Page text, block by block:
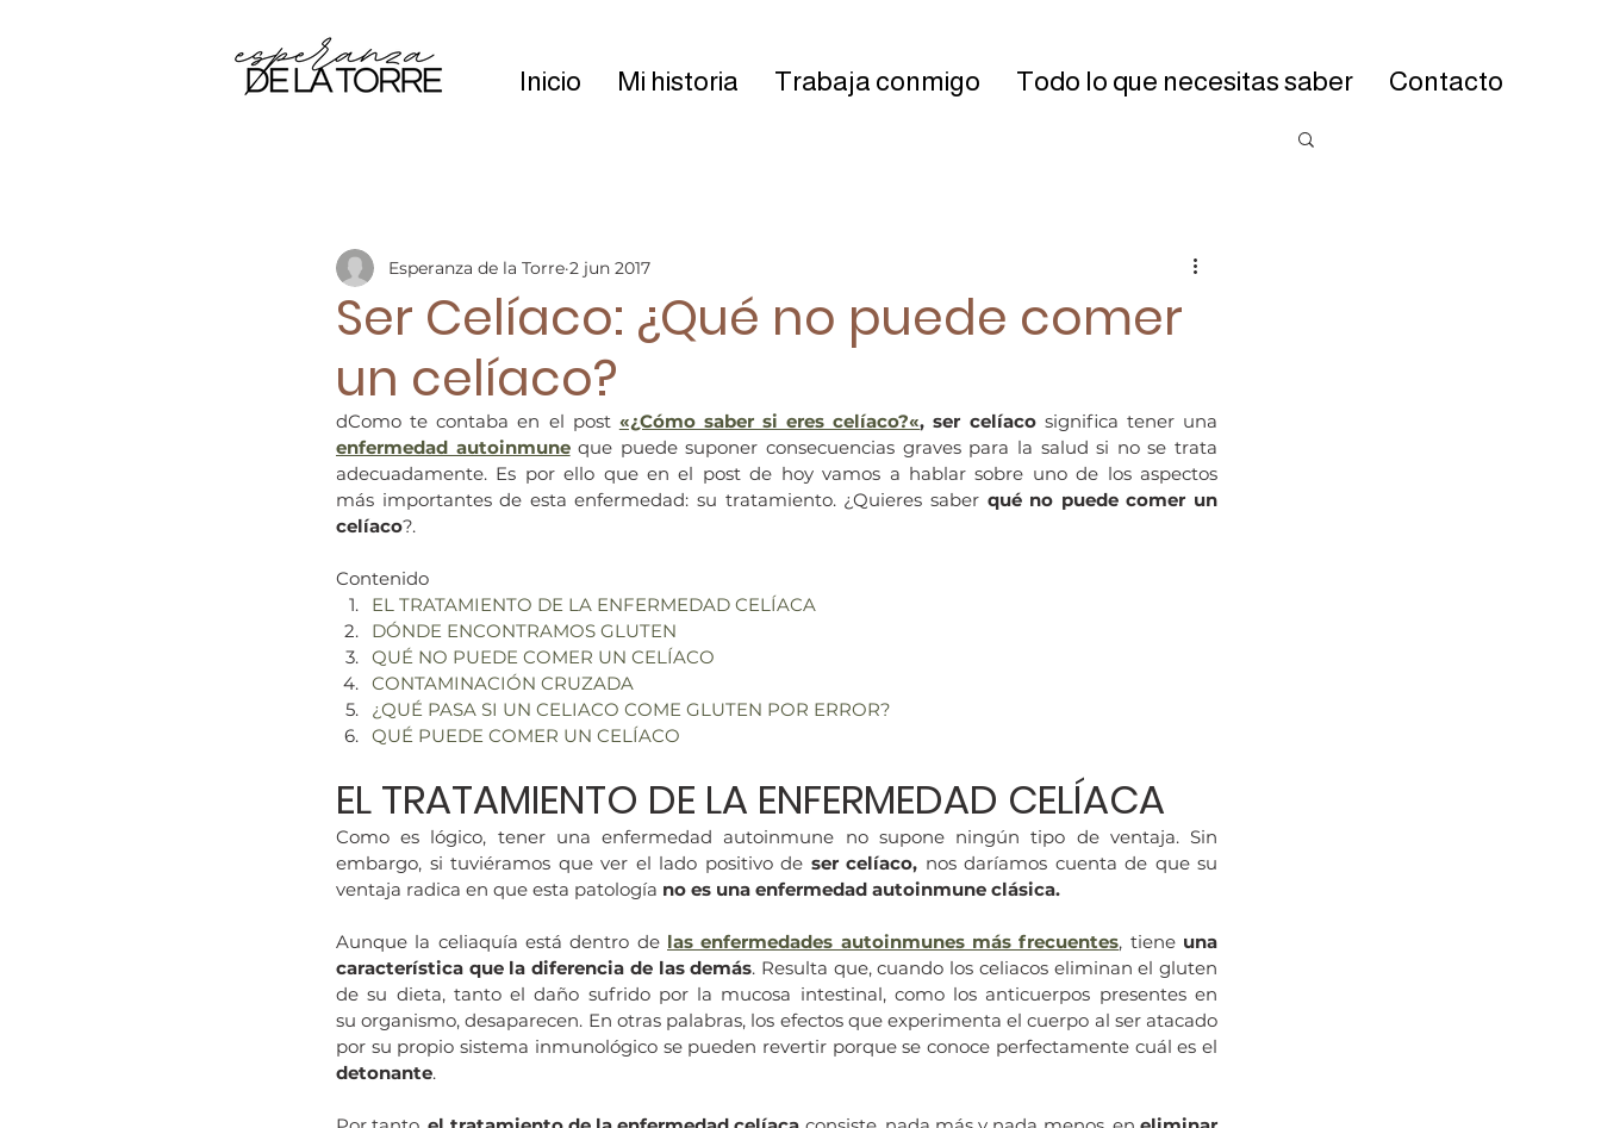
Inicio Mi historia Trabaja conmigo Todo lo que necesitas saber Contacto
Ser Celíaco: ¿Qué no puede comer
un celíaco?
Esperanza de la Torre 2 jun 2017
dComo te contaba en el post «¿Cómo saber si eres celíaco?«, ser celíaco
enfermedad autoinmune que puede suponer consecuencias graves para la salud si no se trata
adecuadamente. Es por ello que en el post de hoy vamos a hablar sobre uno de los aspectos
más importantes de esta enfermedad: su tratamiento. ¿Quieres saber qué no puede comer un
celíaco?.
Contenido
EL TRATAMIENTO DE LA ENFERMEDAD CELÍACA
DÓNDE ENCONTRAMOS GLUTEN
QUÉ NO PUEDE COMER UN CELÍACO
CONTAMINACIÓN CRUZADA
¿QUÉ PASA SI UN CELIACO COME GLUTEN POR ERROR?
QUÉ PUEDE COMER UN CELÍACO
EL TRATAMIENTO DE LA ENFERMEDAD CELÍACA
Como es lógico, tener una enfermedad autoinmune no supone ningún tipo de ventaja. Sin
embargo, si tuviéramos que ver el lado positivo de ser celíaco, nos daríamos cuenta de que su
ventaja radica en que esta patología no es una enfermedad autoinmune clásica.
Aunque la celiaquía está dentro de las enfermedades autoinmunes más frecuentes, tiene una
característica que la diferencia de las demás. Resulta que, cuando los celiacos eliminan el gluten
de su dieta, tanto el daño sufrido por la mucosa intestinal, como los anticuerpos presentes en
su organismo, desaparecen. En otras palabras, los efectos que experimenta el cuerpo al ser atacado
detonante.